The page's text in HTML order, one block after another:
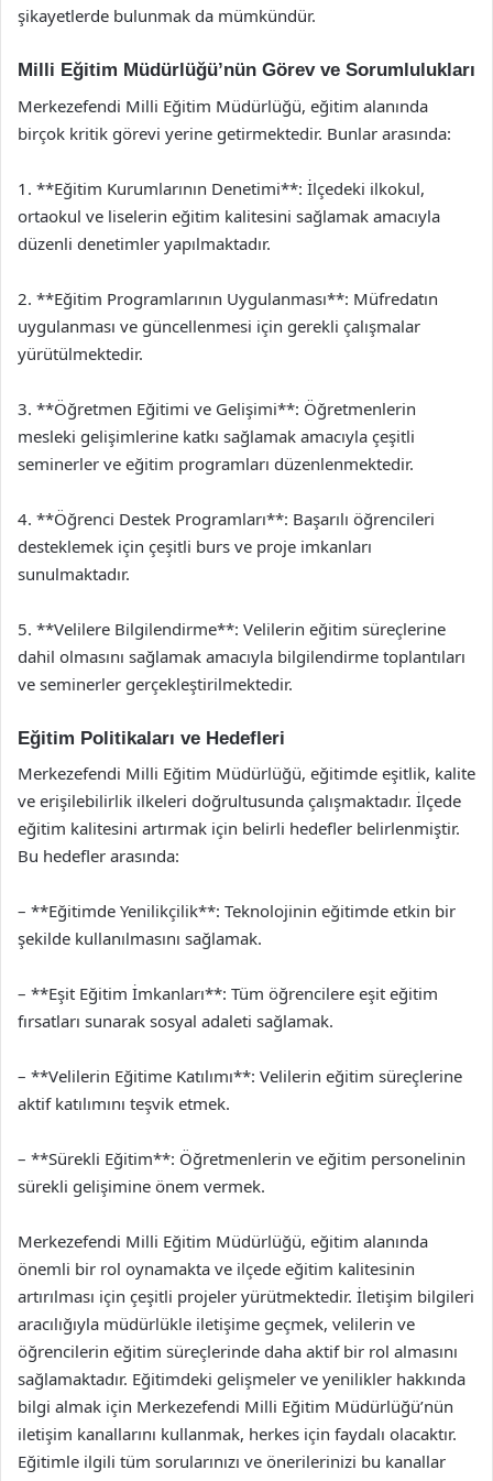
şikayetlerde bulunmak da mümkündür.
Milli Eğitim Müdürlüğü’nün Görev ve Sorumlulukları
Merkezefendi Milli Eğitim Müdürlüğü, eğitim alanında
birçok kritik görevi yerine getirmektedir. Bunlar arasında:
1. **Eğitim Kurumlarının Denetimi**: İlçedeki ilkokul,
ortaokul ve liselerin eğitim kalitesini sağlamak amacıyla
düzenli denetimler yapılmaktadır.
2. **Eğitim Programlarının Uygulanması**: Müfredatın
uygulanması ve güncellenmesi için gerekli çalışmalar
yürütülmektedir.
3. **Öğretmen Eğitimi ve Gelişimi**: Öğretmenlerin
mesleki gelişimlerine katkı sağlamak amacıyla çeşitli
seminerler ve eğitim programları düzenlenmektedir.
4. **Öğrenci Destek Programları**: Başarılı öğrencileri
desteklemek için çeşitli burs ve proje imkanları
sunulmaktadır.
5. **Velilere Bilgilendirme**: Velilerin eğitim süreçlerine
dahil olmasını sağlamak amacıyla bilgilendirme toplantıları
ve seminerler gerçekleştirilmektedir.
Eğitim Politikaları ve Hedefleri
Merkezefendi Milli Eğitim Müdürlüğü, eğitimde eşitlik, kalite
ve erişilebilirlik ilkeleri doğrultusunda çalışmaktadır. İlçede
eğitim kalitesini artırmak için belirli hedefler belirlenmiştir.
Bu hedefler arasında:
– **Eğitimde Yenilikçilik**: Teknolojinin eğitimde etkin bir
şekilde kullanılmasını sağlamak.
– **Eşit Eğitim İmkanları**: Tüm öğrencilere eşit eğitim
fırsatları sunarak sosyal adaleti sağlamak.
– **Velilerin Eğitime Katılımı**: Velilerin eğitim süreçlerine
aktif katılımını teşvik etmek.
– **Sürekli Eğitim**: Öğretmenlerin ve eğitim personelinin
sürekli gelişimine önem vermek.
Merkezefendi Milli Eğitim Müdürlüğü, eğitim alanında
önemli bir rol oynamakta ve ilçede eğitim kalitesinin
artırılması için çeşitli projeler yürütmektedir. İletişim bilgileri
aracılığıyla müdürlükle iletişime geçmek, velilerin ve
öğrencilerin eğitim süreçlerinde daha aktif bir rol almasını
sağlamaktadır. Eğitimdeki gelişmeler ve yenilikler hakkında
bilgi almak için Merkezefendi Milli Eğitim Müdürlüğü’nün
iletişim kanallarını kullanmak, herkes için faydalı olacaktır.
Eğitimle ilgili tüm sorularınızı ve önerilerinizi bu kanallar